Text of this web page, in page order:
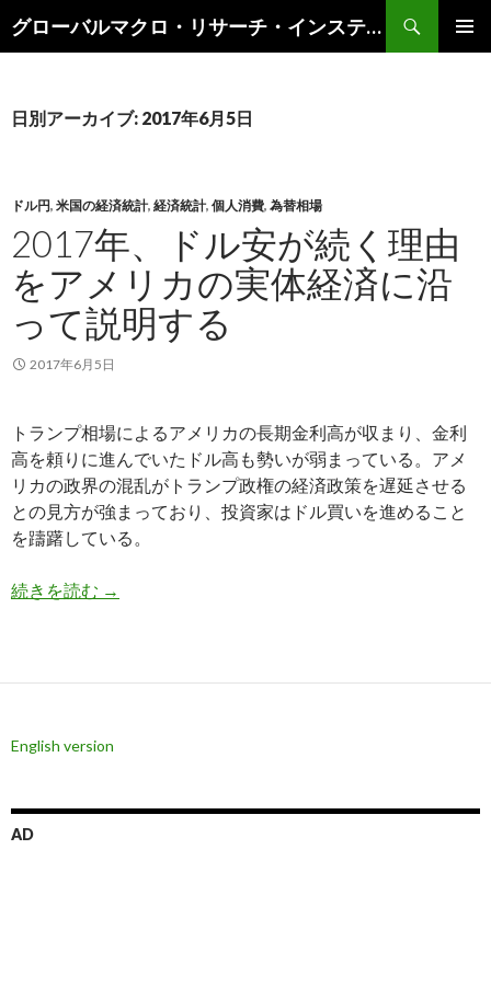
グローバルマクロ・リサーチ・インスティテュート
索
ン
キ
ッ
プ
日別アーカイブ: 2017年6月5日
ドル円, 米国の経済統計, 経済統計, 個人消費, 為替相場
2017年、ドル安が続く理由
をアメリカの実体経済に沿
って説明する
2017年6月5日
トランプ相場によるアメリカの長期金利高が収まり、金利
高を頼りに進んでいたドル高も勢いが弱まっている。アメ
リカの政界の混乱がトランプ政権の経済政策を遅延させる
との見方が強まっており、投資家はドル買いを進めること
を躊躇している。
続きを読む 2017年、ドル安が続く理由をアメリカの実体経
→
English version
AD